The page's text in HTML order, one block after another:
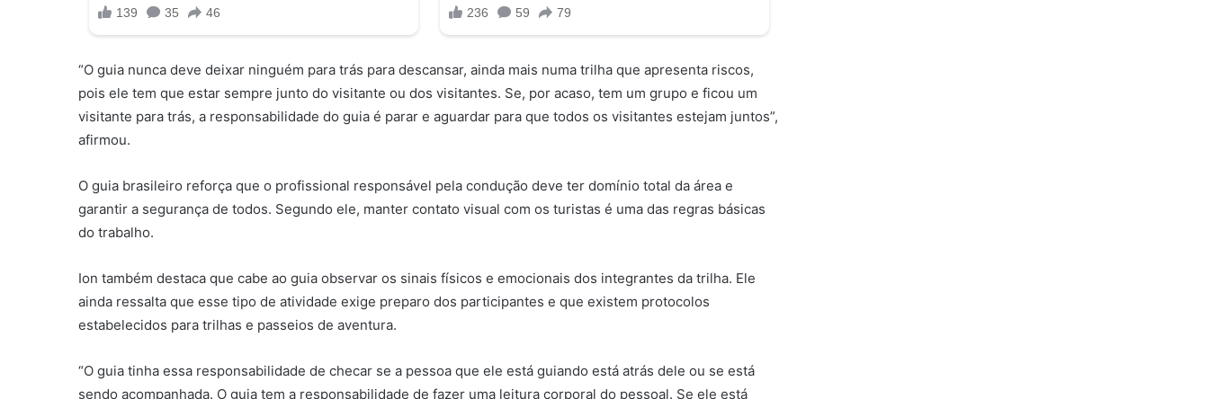
“O guia nunca deve deixar ninguém para trás para descansar, ainda mais numa trilha que apresenta riscos,
pois ele tem que estar sempre junto do visitante ou dos visitantes. Se, por acaso, tem um grupo e ficou um
visitante para trás, a responsabilidade do guia é parar e aguardar para que todos os visitantes estejam juntos”,
afirmou.
O guia brasileiro reforça que o profissional responsável pela condução deve ter domínio total da área e
garantir a segurança de todos. Segundo ele, manter contato visual com os turistas é uma das regras básicas
do trabalho.
Ion também destaca que cabe ao guia observar os sinais físicos e emocionais dos integrantes da trilha. Ele
ainda ressalta que esse tipo de atividade exige preparo dos participantes e que existem protocolos
estabelecidos para trilhas e passeios de aventura.
“O guia tinha essa responsabilidade de checar se a pessoa que ele está guiando está atrás dele ou se está
sendo acompanhada. O guia tem a responsabilidade de fazer uma leitura corporal do pessoal. Se ele está